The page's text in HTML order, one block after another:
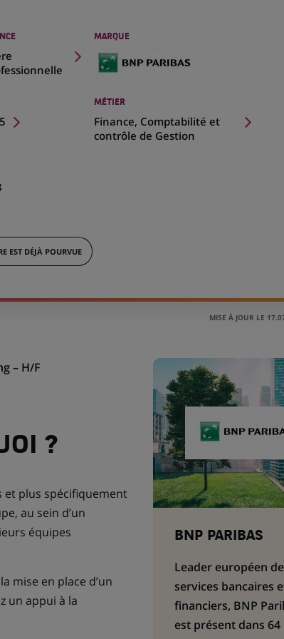
MARQUE
MÉTIER
Finance, Comptabilité et
contrôle de Gestion
EST DÉJÀ POURVUE
MISE À JOUR LE
– H/F
?
et plus spécifiquement
au sein d’un
équipes
mise en place d’un
un appui à la
BNP PARIBAS
Leader européen
services bancaires
financiers, BNP
est présent dans 64